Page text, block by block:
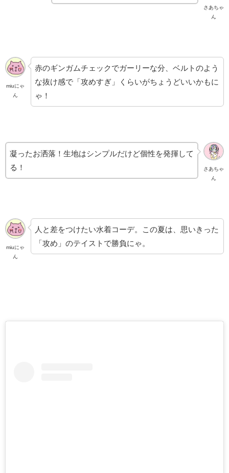
さあちゃ
ん
miuにゃ
ん
赤のギンガムチェックでガーリーな分、ベルトのよう
な抜け感で「攻めすぎ」くらいがちょうどいいかもに
ゃ！
さあちゃ
ん
凝ったお洒落！生地はシンプルだけど個性を発揮して
る！
miuにゃ
ん
人と差をつけたい水着コーデ。この夏は、思いきった
「攻め」のテイストで勝負にゃ。